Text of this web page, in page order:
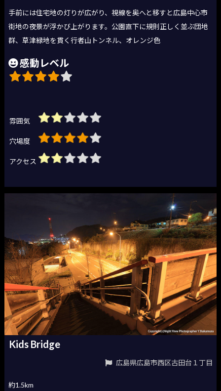
手前には住宅地の灯りが広がり、視線を奥へと移すと広島中心市
街地の夜景が浮かび上がります。公園直下に規則正しく並ぶ団地
群、草津緑地を貫く行者山トンネル、オレンジ色
感動レベル
雰囲気
穴場度
アクセス
Kids Bridge
広島県広島市西区古田台１丁目
約1.5km